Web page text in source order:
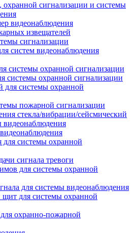
сигнализации и системы
видеонаблюдения
извещателей
сигнализации
систем видеонаблюдения
системы охранной сигнализации
системы охранной сигнализации
для системы охранной
пожарной сигнализации
стекла/вибрации/сейсмический
видеонаблюдения
системы охранной
сигнала тревоги
для системы охранной
для системы видеонаблюдения
щит для системы охранной
охранно-пожарной